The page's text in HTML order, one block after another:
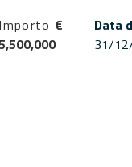
Importo €
Data
31/